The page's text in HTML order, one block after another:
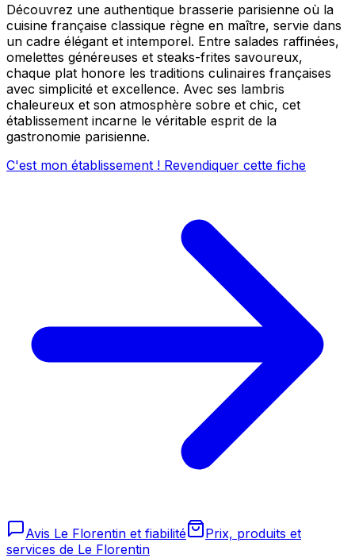
Découvrez une authentique brasserie parisienne où la
cuisine française classique règne en maître, servie dans
un cadre élégant et intemporel. Entre salades raffinées,
omelettes généreuses et steaks-frites savoureux,
chaque plat honore les traditions culinaires françaises
avec simplicité et excellence. Avec ses lambris
chaleureux et son atmosphère sobre et chic, cet
établissement incarne le véritable esprit de la
gastronomie parisienne.
C'est mon établissement ! Revendiquer cette fiche
Avis Le Florentin et fiabilité
Prix, produits et
services de Le Florentin